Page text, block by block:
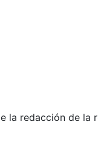
la redacción de la